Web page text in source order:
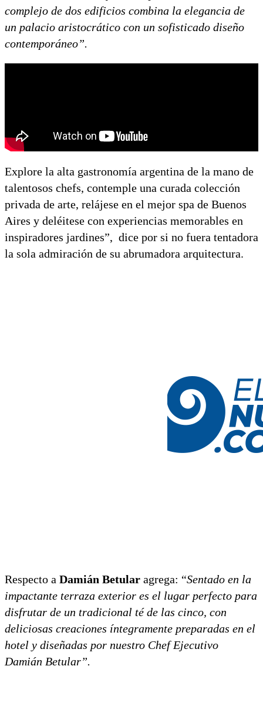
complejo de dos edificios combina la elegancia de
un palacio aristocrático con un sofisticado diseño
contemporáneo”.
Explore la alta gastronomía argentina de la mano de
talentosos chefs, contemple una curada colección
privada de arte, relájese en el mejor spa de Buenos
Aires y deléitese con experiencias memorables en
inspiradores jardines”, dice por si no fuera tentadora
la sola admiración de su abrumadora arquitectura.
Respecto a Damián Betular agrega: “Sentado en la
impactante terraza exterior es el lugar perfecto para
disfrutar de un tradicional té de las cinco, con
deliciosas creaciones íntegramente preparadas en el
hotel y diseñadas por nuestro Chef Ejecutivo
Damián Betular”.